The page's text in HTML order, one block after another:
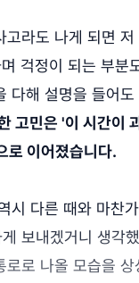
고라도 나게 되면
걱정이 되는 부분
다해 설명을 들어
고민은 '이 시간이
로 이어졌습니다.
시 다른 때와 마찬
보내겠거니 생각
로로 나올 모습을